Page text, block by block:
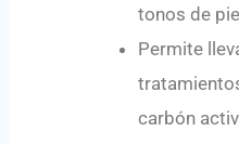
tonos de
Permite
carbón